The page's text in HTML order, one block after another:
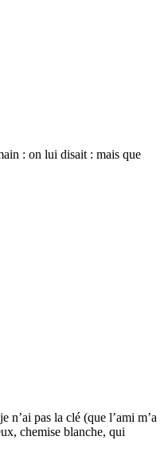
: on lui disait : mais que
n’ai pas la clé (que l’ami m’a
chemise blanche, qui